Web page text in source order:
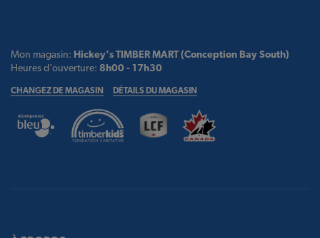
Mon magasin: Hickey's TIMBER MART (Conception Bay South)
Heures d'ouverture: 8h00 - 17h30
CHANGEZ DE MAGASIN DÉTAILS DU MAGASIN